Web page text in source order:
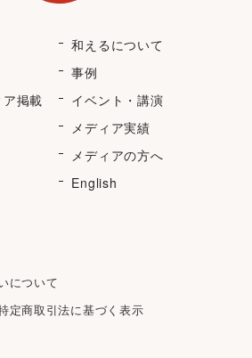
和えるについて
事例
掲載
イベント・講演
メディア実績
メディアの方へ
English
について
定商取引法に基づく表示